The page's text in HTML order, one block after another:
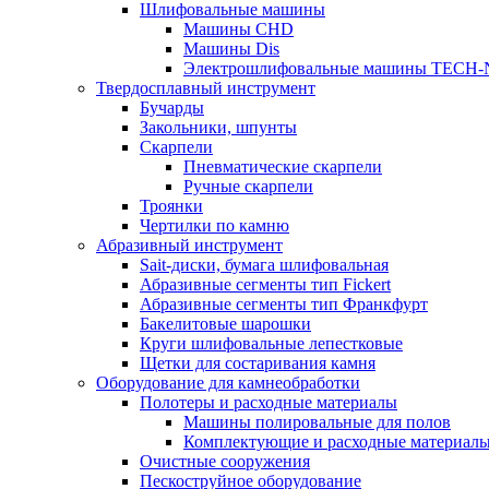
Шлифовальные машины
Машины CHD
Машины Dis
Электрошлифовальные машины TECH-
Твердосплавный инструмент
Бучарды
Закольники, шпунты
Скарпели
Пневматические скарпели
Ручные скарпели
Троянки
Чертилки по камню
Абразивный инструмент
Sait-диски, бумага шлифовальная
Абразивные сегменты тип Fickert
Абразивные сегменты тип Франкфурт
Бакелитовые шарошки
Круги шлифовальные лепестковые
Щетки для состаривания камня
Оборудование для камнеобработки
Полотеры и расходные материалы
Машины полировальные для полов
Комплектующие и расходные
Очистные сооружения
Пескоструйное оборудование